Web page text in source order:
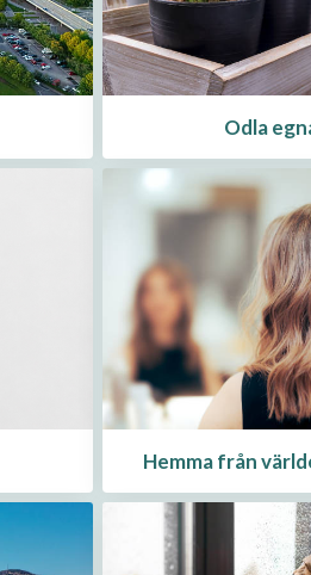
Odla
Hemma från